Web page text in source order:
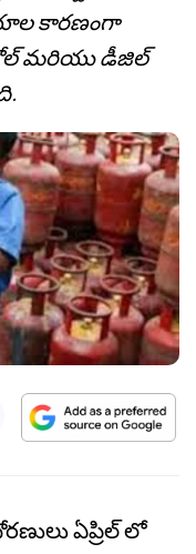
కారణంగా
మరియు డీజిల్
ఏప్రిల్ లో